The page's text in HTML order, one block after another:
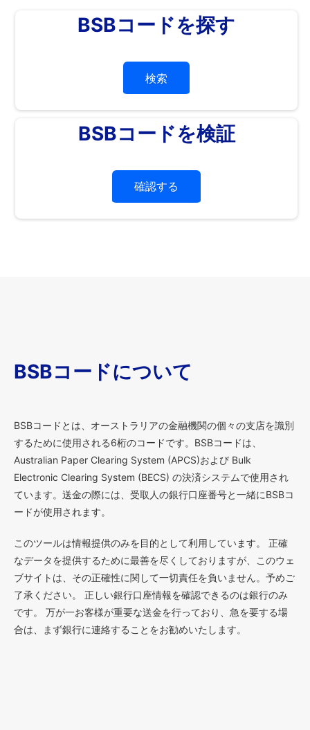
BSBコードを探す
検索
BSBコードを検証
確認する
BSBコードについて
BSBコードとは、オーストラリアの金融機関の個々の支店を識別
するために使用される6桁のコードです。BSBコードは、
Australian Paper Clearing System (APCS)および Bulk
Electronic Clearing System (BECS) の決済システムで使用され
ています。送金の際には、受取人の銀行口座番号と一緒にBSBコ
ードが使用されます。
このツールは情報提供のみを目的として利用しています。 正確
なデータを提供するために最善を尽くしておりますが、このウェ
ブサイトは、その正確性に関して一切責任を負いません。予めご
了承ください。 正しい銀行口座情報を確認できるのは銀行のみ
です。 万が一お客様が重要な送金を行っており、急を要する場
合は、まず銀行に連絡することをお勧めいたします。